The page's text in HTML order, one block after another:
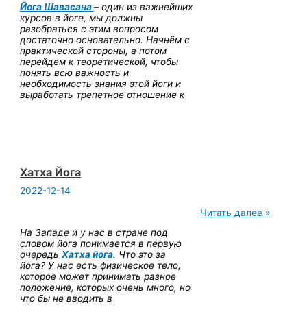
Йога Шавасана– один из важнейших
курсов в йоге, мы должны
разобраться с этим вопросом
достаточно основательно. Начнём с
практической стороны, а потом
перейдем к теоретической, чтобы
понять всю важность и
необходимость знания этой йоги и
выработать трепетное отношение к
Хатха Йога
2022-12-14
На Западе и у нас в стране под
словом йога понимается в первую
очередьХатха йога. Что это за
йога? У нас есть физическое тело,
которое может принимать разное
положение, которых очень много, но
что бы не вводить в
Хатха
Читать далее »